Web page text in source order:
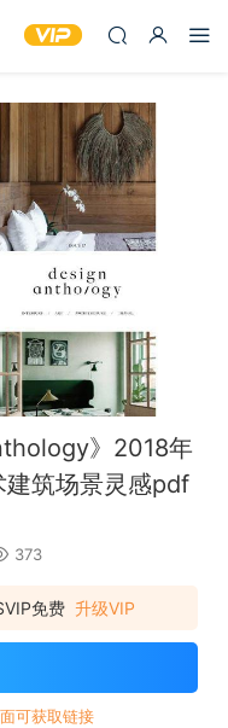
》2018年
建筑场景灵感pdf
373
免费 升级VIP
可获取链接